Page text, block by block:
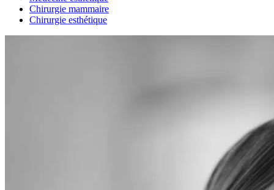
Chirurgie mammaire
Chirurgie esthétique